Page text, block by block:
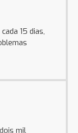
15 dias,
mil